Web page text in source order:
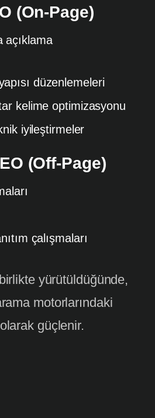
(On-Page)
açıklama
düzenlemeleri
kelime optimizasyonu
iyileştirmeler
(Off-Page)
çalışmaları
yürütüldüğünde,
motorlarındaki
güçlenir.